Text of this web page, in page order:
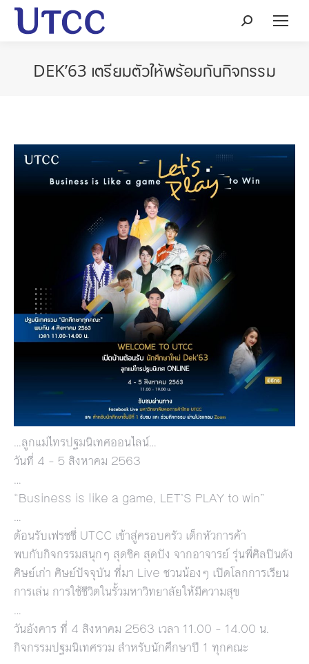
Search:
DEK’63 เตรียมตัวให้พร้อมกับกิจกรรม
…ลูกแม่ไทรปฐมนิเทศออนไลน์…
วันที่ 4 – 5 สิงหาคม 2563
…
“Business is like a game, LET’S PLAY to win”
…
ต้อนรับเฟรชชี่ UTCC เข้าสู่ครอบครัว เด็กหัวการค้า
พบกับกิจกรรมสนุกๆ สุดชิค สุดปัง จากอาจารย์ รุ่นพี่ศิลปินดัง
ศิษย์เก่า ศิษย์ปัจจุบัน ที่มา Live ชวนน้องๆ เปิดโลกการเรียน
การเล่น การใช้ชีวิตในรั้วมหาวิทยาลัยให้มีความสุข
…
วันอังคาร ที่ 4 สิงหาคม 2563 เวลา 11.00 – 14.00 น.
กิจกรรมปฐมนิเทศรวม สำหรับนักศึกษาปี 1 ทุกคณะ